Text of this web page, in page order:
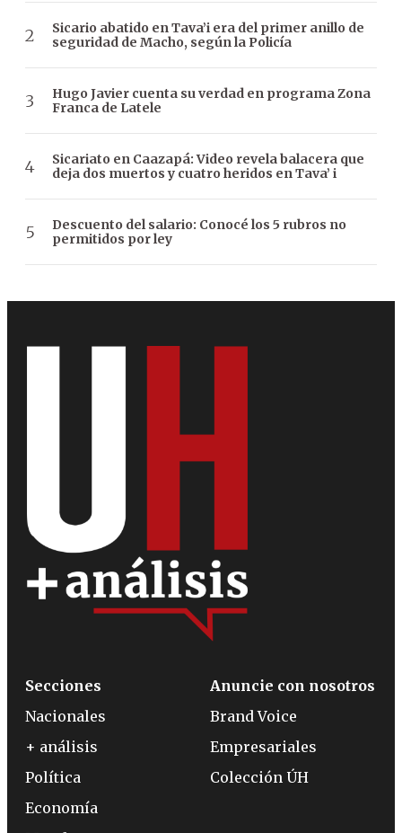
Sicario abatido en Tava’i era del primer anillo de
seguridad de Macho, según la Policía
Hugo Javier cuenta su verdad en programa Zona
Franca de Latele
Sicariato en Caazapá: Video revela balacera que
deja dos muertos y cuatro heridos en Tava’ i
Descuento del salario: Conocé los 5 rubros no
permitidos por ley
Secciones
Nacionales
+ análisis
Política
Economía
Anuncie con nosotros
Brand Voice
Empresariales
Colección ÚH